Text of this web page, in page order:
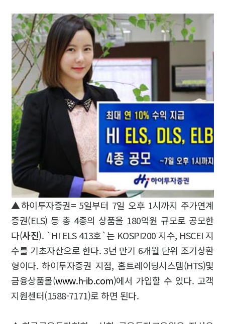
▲하이투자증권= 5일부터 7일 오후 1시까지 주가연계
증권(ELS) 등 총 4종의 상품을 180억원 규모로 공모한
다(사진). `HI ELS 413호`는 KOSPI200 지수, HSCEI 지
수를 기초자산으로 한다. 3년 만기 6개월 단위 조기상환
형이다. 하이투자증권 지점, 홈트레이딩시스템(HTS)및
금융상품몰(www.h-ib.com)에서 가입할 수 있다. 고객
지원센터(1588-7171)로 하면 된다.